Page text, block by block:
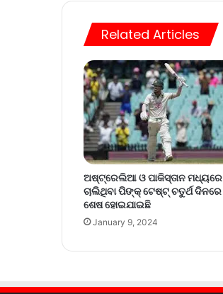
Related Articles
ଅଷ୍ଟ୍ରେଲିଆ ଓ ପାକିସ୍ତାନ ମଧ୍ୟରେ
ଚାଲିଥିବା ପିଙ୍କ୍ ଟେଷ୍ଟ୍‌ ଚତୁର୍ଥ ଦିନରେ
ଶେଷ ହୋଇଯାଇଛି
January 9, 2024